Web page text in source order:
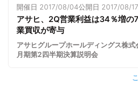
開催日 2017/08/04公開日 2017/08/17
アサヒ、2Q営業利益は34％増
業買収が寄与
アサヒグループホールディングス株
月期第2四半期決算説明会